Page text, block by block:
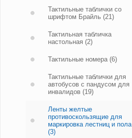
Тактильные таблички со
шрифтом Брайль (21)
Тактильная табличка
настольная (2)
Тактильные номера(6)
Тактильные таблички для
автобусов с пандусом для
инвалидов (19)
Ленты желтые
противоскользящие для
маркировка лестниц и пола
(3)